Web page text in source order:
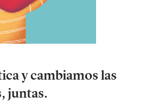
y cambiamos las
juntas.